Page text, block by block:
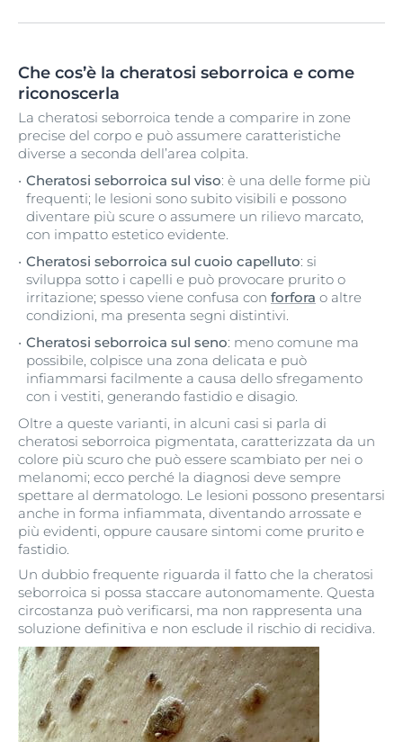
Che cos’è la cheratosi seborroica e come
riconoscerla
La cheratosi seborroica tende a comparire in zone
precise del corpo e può assumere caratteristiche
diverse a seconda dell’area colpita.
Cheratosi seborroica sul viso: è una delle forme più
frequenti; le lesioni sono subito visibili e possono
diventare più scure o assumere un rilievo marcato,
con impatto estetico evidente.
Cheratosi seborroica sul cuoio capelluto: si
sviluppa sotto i capelli e può provocare prurito o
irritazione; spesso viene confusa con forfora o altre
condizioni, ma presenta segni distintivi.
Cheratosi seborroica sul seno: meno comune ma
possibile, colpisce una zona delicata e può
infiammarsi facilmente a causa dello sfregamento
con i vestiti, generando fastidio e disagio.
Oltre a queste varianti, in alcuni casi si parla di
cheratosi seborroica pigmentata, caratterizzata da un
colore più scuro che può essere scambiato per nei o
melanomi; ecco perché la diagnosi deve sempre
spettare al dermatologo. Le lesioni possono presentarsi
anche in forma infiammata, diventando arrossate e
più evidenti, oppure causare sintomi come prurito e
fastidio.
Un dubbio frequente riguarda il fatto che la cheratosi
seborroica si possa staccare autonomamente. Questa
circostanza può verificarsi, ma non rappresenta una
soluzione definitiva e non esclude il rischio di recidiva.